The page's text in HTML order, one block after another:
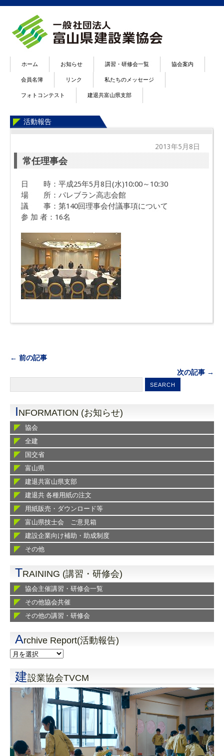
ホーム お知らせ 講習・研修会一覧 協会案内
会員名簿 リンク 私たちのメッセージ
フォトコンテスト 建退共富山県支部
活動報告
2013年5月8日
常任理事会
日 時：平成25年5月8日(水)10:00～10:30
場 所：パレブラン高志会館
議 事：第140回理事会付議事項について
参 加 者：16名
← 前の記事
次の記事 →
INFORMATION (お知らせ)
協会
全建
国交省
富山県
建退共富山県支部
建退共 各種用紙の注文
用紙販売・ダウンロード等
富山県技士会 ご意見箱
建設企業向け補助・助成制度
その他
TRAINING (講習・研修会)
協会主催講習・研修会一覧
その他協会共催
その他の講習・研修会
Archive Report(活動報告)
建設業協会TVCM